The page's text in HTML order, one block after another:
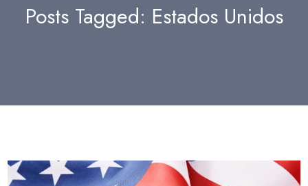
Posts Tagged: Estados Unidos